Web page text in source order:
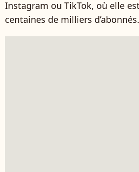
Instagram ou TikTok, où elle
centaines de milliers d’abonnés.